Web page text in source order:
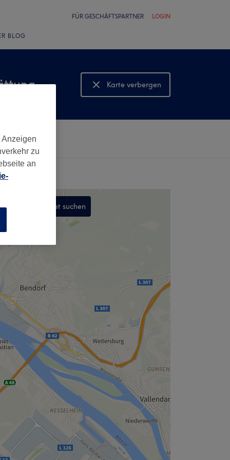
FÜR GESCHÄFTSPARTNER LOGIN
BLOG
Karte verbergen
Karte anzeigen
In diesem Gebiet suchen
zu
an